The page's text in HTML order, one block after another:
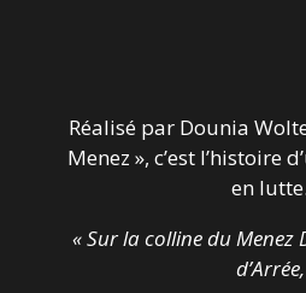
Réalisé par Dounia
Menez », c’est l’histoire
en lutte.
« Sur la colline du Menez
d’Arrée,